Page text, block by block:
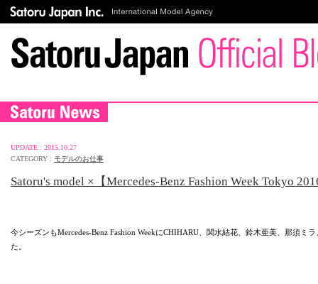
UPDATE : 2015.10.27
CATEGORY : モデルのお仕事
Satoru's model ×【Mercedes-Benz Fashion Week Tokyo
今シーズンもMercedes-Benz Fashion WeekにCHIHARU、関水結花、鈴木亜美、那須ミ
た。